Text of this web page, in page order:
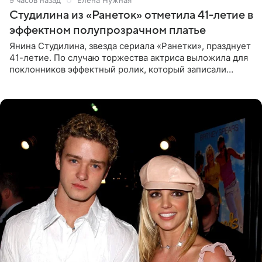
Студилина из «Ранеток» отметила 41-летие в
эффектном полупрозрачном платье
Янина Студилина, звезда сериала «Ранетки», празднует
41-летие. По случаю торжества актриса выложила для
поклонников эффектный ролик, который записали